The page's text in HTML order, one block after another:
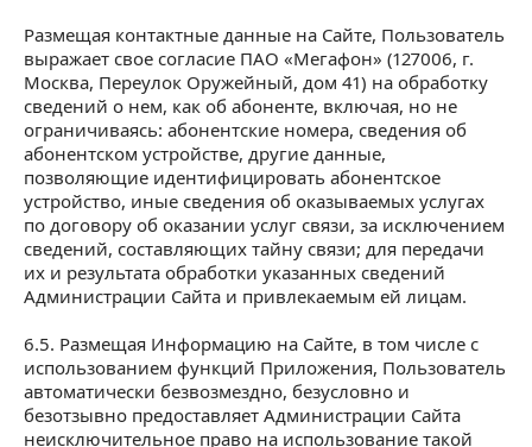
Размещая контактные данные на Сайте, Пользователь
выражает свое согласие ПАО «Мегафон» (127006, г.
Москва, Переулок Оружейный, дом 41) на обработку
сведений о нем, как об абоненте, включая, но не
ограничиваясь: абонентские номера, сведения об
абонентском устройстве, другие данные,
позволяющие идентифицировать абонентское
устройство, иные сведения об оказываемых услугах
по договору об оказании услуг связи, за исключением
сведений, составляющих тайну связи; для передачи
их и результата обработки указанных сведений
Администрации Сайта и привлекаемым ей лицам.
6.5. Размещая Информацию на Сайте, в том числе с
использованием функций Приложения, Пользователь
автоматически безвозмездно, безусловно и
безотзывно предоставляет Администрации Сайта
неисключительное право на использование такой